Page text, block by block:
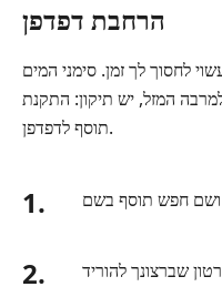
הרחבת דפדפן
לחסוך לך זמן. סימני המים
המזל, יש תיקון: התקנת
תוסף לדפדפן.
1.
2.